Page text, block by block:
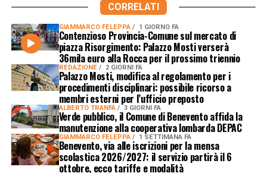
CORRELATI
GIAMMARCO FELEPPA 1 GIORNO FA
Contenzioso Provincia-Comune sul mercato di
piazza Risorgimento: Palazzo Mosti verserà
36mila euro alla Rocca per il prossimo triennio
REDAZIONE 2 GIORNI FA
Palazzo Mosti, modifica al regolamento per i
procedimenti disciplinari: possibile ricorso a
membri esterni per l’ufficio preposto
ALBERTO TRANFA 3 GIORNI FA
Verde pubblico, il Comune di Benevento affida la
manutenzione alla cooperativa lombarda DEPAC
GIAMMARCO FELEPPA 1 SETTIMANA FA
Benevento, via alle iscrizioni per la mensa
scolastica 2026/2027: il servizio partirà il 6
ottobre, ecco tariffe e modalità